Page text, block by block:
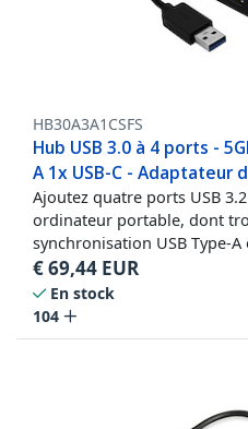
HB30A3A1CSFS
Hub USB 3.0 à 4 ports -
A 1x USB-C - Adaptateur
Ajoutez quatre ports USB
ordinateur portable, dont
synchronisation USB Type-
€69,44 EUR
En stock
104